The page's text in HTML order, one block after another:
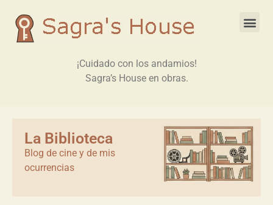
¡Cuidado con los andamios!
Sagra’s House en obras.
La Biblioteca
Blog de cine y de mis
ocurrencias